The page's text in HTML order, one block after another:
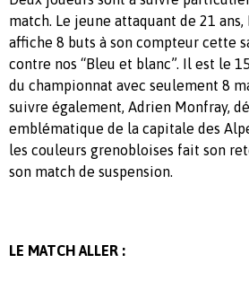
match. Le jeune attaquant de 21
affiche 8 buts à son compteur cette
contre nos “Bleu et blanc”. Il est le
du championnat avec seulement 8
suivre également, Adrien Monfray,
emblématique de la capitale des
les couleurs grenobloises fait son
son match de suspension.
LE MATCH ALLER :